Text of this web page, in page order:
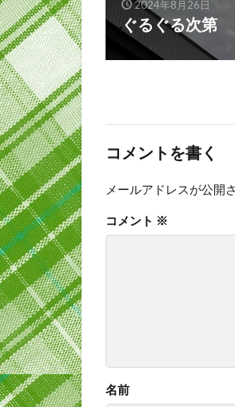
2024年8月26日
ぐるぐる次第
コメントを書く
メールアドレスが公開
コメント ※
名前